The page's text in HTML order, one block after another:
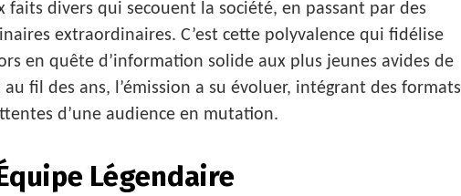
divers qui secouent la société, en passant par des
extraordinaires. C’est cette polyvalence qui fidélise
en quête d’information solide aux plus jeunes avides de
fil des ans, l’émission a su évoluer, intégrant des formats
d’une audience en mutation.
Légendaire